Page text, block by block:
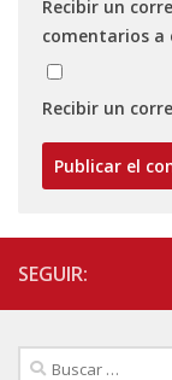
Recibir un
comentarios a
Recibir un
SEGUIR:
Buscar: